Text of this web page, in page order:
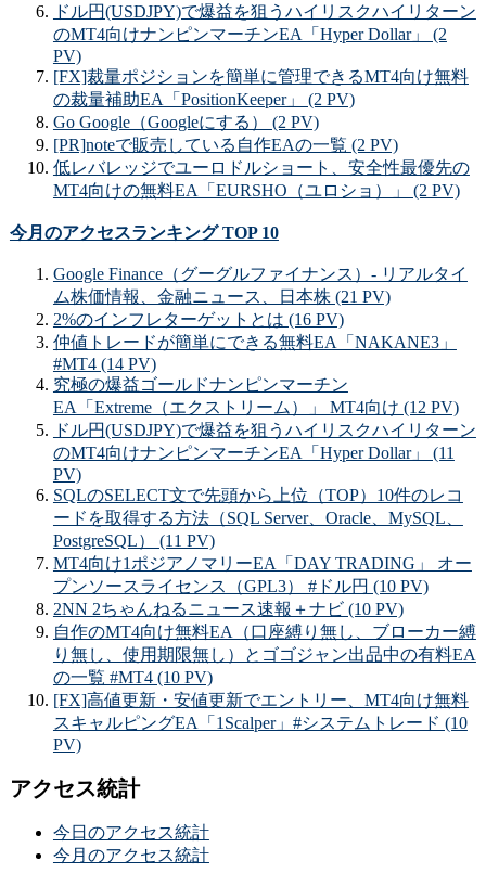
ドル円(USDJPY)で爆益を狙うハイリスクハイリターン
のMT4向けナンピンマーチンEA「Hyper Dollar」 (2
PV)
[FX]裁量ポジションを簡単に管理できるMT4向け無料
の裁量補助EA「PositionKeeper」 (2 PV)
Go Google（Googleにする） (2 PV)
[PR]noteで販売している自作EAの一覧 (2 PV)
低レバレッジでユーロドルショート、安全性最優先の
MT4向けの無料EA「EURSHO（ユロショ）」 (2 PV)
今月のアクセスランキング TOP 10
Google Finance（グーグルファイナンス）- リアルタイ
ム株価情報、金融ニュース、日本株 (21 PV)
2%のインフレターゲットとは (16 PV)
仲値トレードが簡単にできる無料EA「NAKANE3」
#MT4 (14 PV)
究極の爆益ゴールドナンピンマーチン
EA「Extreme（エクストリーム）」 MT4向け (12 PV)
ドル円(USDJPY)で爆益を狙うハイリスクハイリターン
のMT4向けナンピンマーチンEA「Hyper Dollar」 (11
PV)
SQLのSELECT文で先頭から上位（TOP）10件のレコ
ードを取得する方法（SQL Server、Oracle、MySQL、
PostgreSQL） (11 PV)
MT4向け1ポジアノマリーEA「DAY TRADING」 オー
プンソースライセンス（GPL3） #ドル円 (10 PV)
2NN 2ちゃんねるニュース速報＋ナビ (10 PV)
自作のMT4向け無料EA（口座縛り無し、ブローカー縛
り無し、使用期限無し）とゴゴジャン出品中の有料EA
の一覧 #MT4 (10 PV)
[FX]高値更新・安値更新でエントリー、MT4向け無料
スキャルピングEA「1Scalper」#システムトレード (10
PV)
アクセス統計
今日のアクセス統計
今月のアクセス統計